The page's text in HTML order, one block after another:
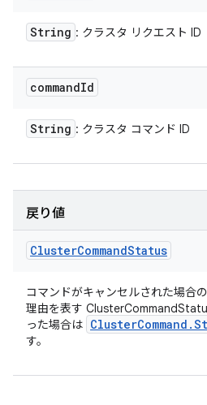
String : クラスタ リクエスト ID
commandId
String : クラスタ コマンド ID
戻り値
ClusterCommandStatus
コマンドがキャンセルされた場合
理由を表す
った場合は ClusterCommand .
す。